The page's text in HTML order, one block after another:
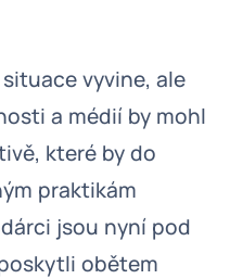
vyvine, ale
a médií by mohl
které by do
praktikám
jsou nyní pod
obětem